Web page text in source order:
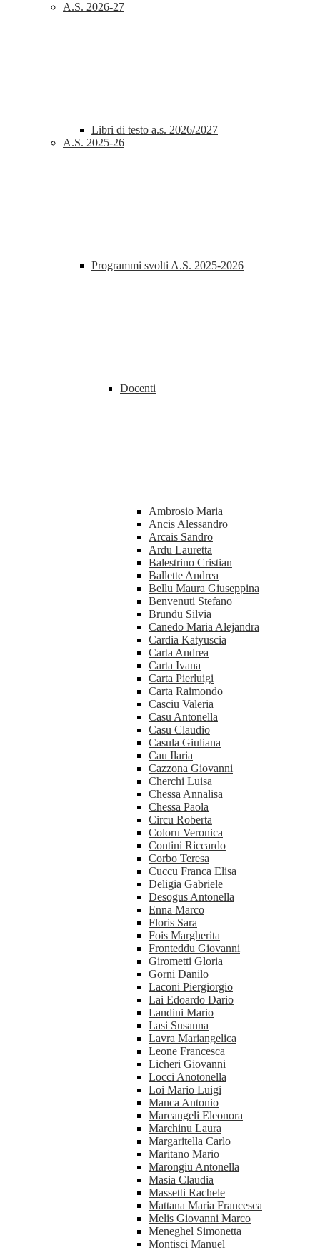
A.S. 2026-27
Libri di testo a.s. 2026/2027
A.S. 2025-26
Programmi svolti A.S. 2025-2026
Docenti
Ambrosio Maria
Ancis Alessandro
Arcais Sandro
Ardu Lauretta
Balestrino Cristian
Ballette Andrea
Bellu Maura Giuseppina
Benvenuti Stefano
Brundu Silvia
Canedo Maria Alejandra
Cardia Katyuscia
Carta Andrea
Carta Ivana
Carta Pierluigi
Carta Raimondo
Casciu Valeria
Casu Antonella
Casu Claudio
Casula Giuliana
Cau Ilaria
Cazzona Giovanni
Cherchi Luisa
Chessa Annalisa
Chessa Paola
Circu Roberta
Coloru Veronica
Contini Riccardo
Corbo Teresa
Cuccu Franca Elisa
Deligia Gabriele
Desogus Antonella
Enna Marco
Floris Sara
Fois Margherita
Fronteddu Giovanni
Girometti Gloria
Gorni Danilo
Laconi Piergiorgio
Lai Edoardo Dario
Landini Mario
Lasi Susanna
Lavra Mariangelica
Leone Francesca
Licheri Giovanni
Locci Anotonella
Loi Mario Luigi
Manca Antonio
Marcangeli Eleonora
Marchinu Laura
Margaritella Carlo
Maritano Mario
Marongiu Antonella
Masia Claudia
Massetti Rachele
Mattana Maria Francesca
Melis Giovanni Marco
Meneghel Simonetta
Montisci Manuel